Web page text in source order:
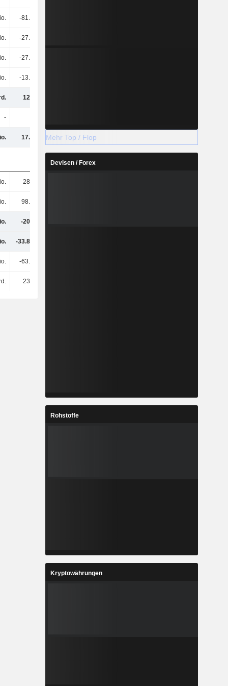
-81.4 Mio.
-27.1 Mio.
-27.1 Mio.
-13.7 Mio.
129 Mio.
-
17.1 Mio. 30.9 Mio.
284 Mio.
98.2 Mio.
-202 Mio.
-33.82 Mio.
-63.7 Mio.
237 Mio.
Mehr Top / Flop
Devisen / Forex
Rohstoffe
Kryptowährungen